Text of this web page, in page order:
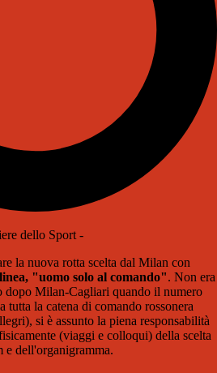
dello Sport -
la nuova rotta scelta dal Milan con
"uomo solo al comando". Non era
dopo Milan-Cagliari quando il numero
tutta la catena di comando rossonera
si è assunto la piena responsabilità
(viaggi e colloqui) della scelta
e dell'organigramma.